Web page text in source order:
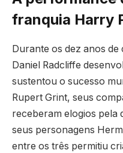
franquia Harry
Durante os dez anos
Daniel Radcliffe
sustentou o sucesso
Rupert Grint, seus
receberam elogios pela
seus personagens
entre os três permitiu